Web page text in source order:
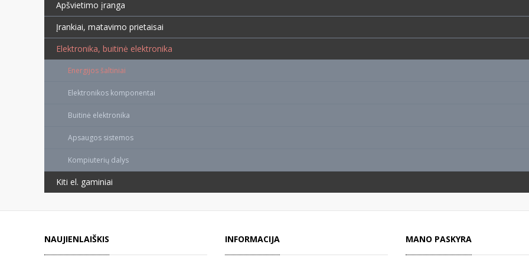
Apšvietimo įranga
Įrankiai, matavimo prietaisai
Elektronika, buitinė elektronika
Energijos šaltiniai
Elektronikos komponentai
Buitinė elektronika
Apsaugos sistemos
Kompiuterių dalys
Kiti el. gaminiai
NAUJIENLAIŠKIS INFORMACIJA MANO PASKYRA